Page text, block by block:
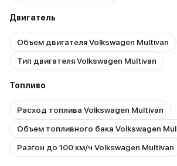
Двигатель
Объем двигателя Volkswagen Multivan
Тип двигателя Volkswagen Multivan
Топливо
Расход топлива Volkswagen Multivan
Объем топливного бака Volkswagen
Разгон до 100 км/ч Volkswagen Multivan